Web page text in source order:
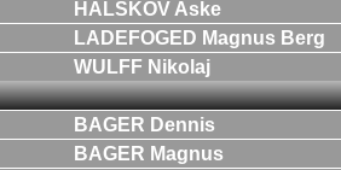
HALSKOV Aske
LADEFOGED Magnus Berg
WULFF Nikolaj
BAGER Dennis
BAGER Magnus